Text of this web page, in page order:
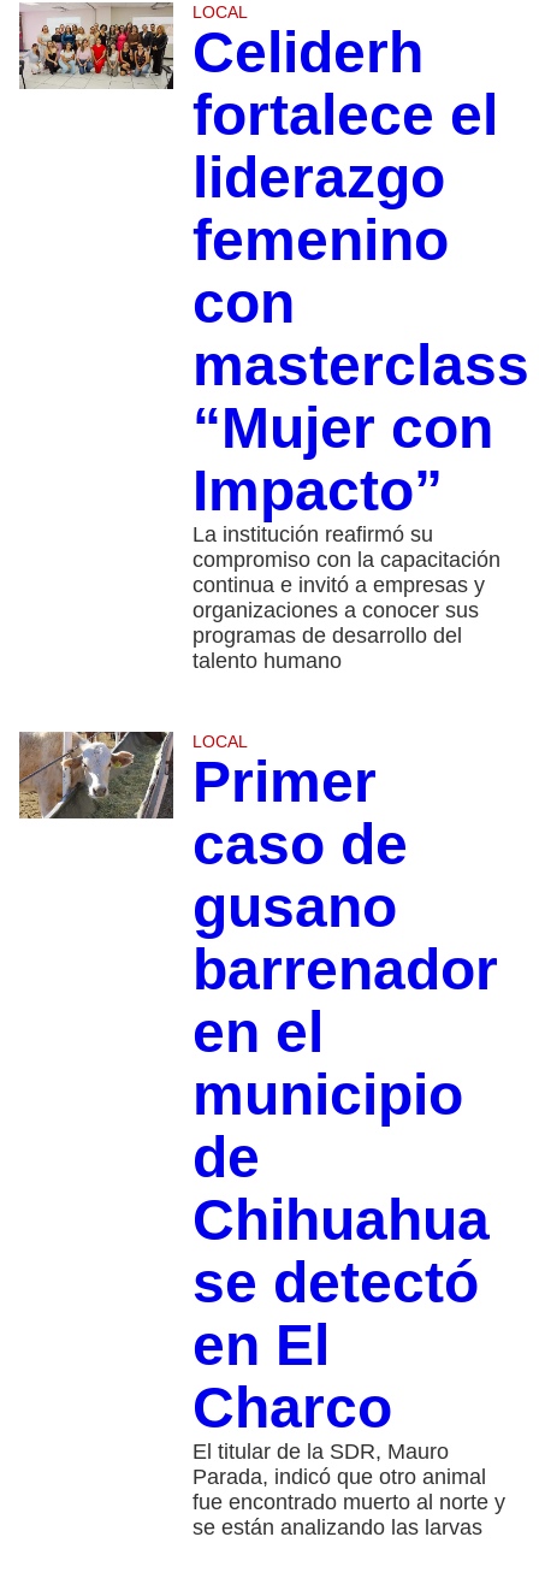
LOCAL
Celiderh
fortalece el
liderazgo
femenino
con
masterclass
“Mujer con
Impacto”
La institución reafirmó su
compromiso con la capacitación
continua e invitó a empresas y
organizaciones a conocer sus
programas de desarrollo del
talento humano
LOCAL
Primer
caso de
gusano
barrenador
en el
municipio
de
Chihuahua
se detectó
en El
Charco
El titular de la SDR, Mauro
Parada, indicó que otro animal
fue encontrado muerto al norte y
se están analizando las larvas